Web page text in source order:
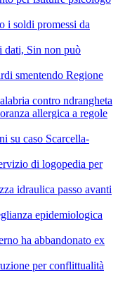
i soldi promessi da
dati, Sin non può
smentendo Regione
contro ndrangheta
allergica a regole
su caso Scarcella-
di logopedia per
idraulica passo avanti
epidemiologica
ha abbandonato ex
per conflittualità